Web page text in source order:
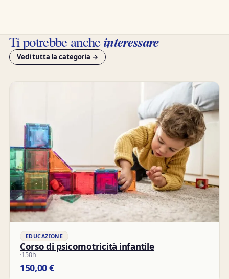
Ti potrebbe ancheinteressare
Vedi tutta la categoria →
EDUCAZIONE
Corso di psicomotricità infantile
150h
150,00€